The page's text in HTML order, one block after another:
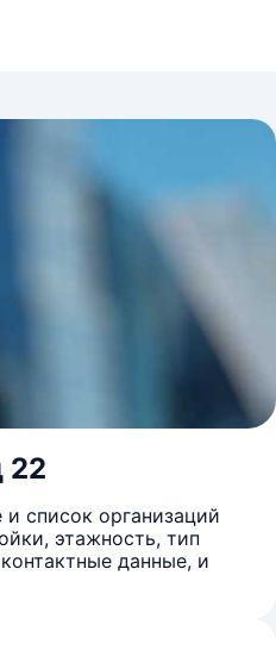
22
список организаций
этажность, тип
данные, и